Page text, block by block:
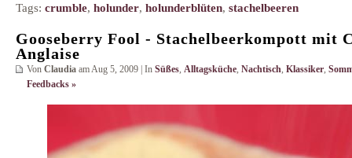
Tags: crumble, holunder, holunderblüten, stachelbeeren
Gooseberry Fool - Stachelbeerkompott mit
Anglaise
Von Claudia am Aug 5, 2009 | In Süßes, Alltagsküche, Nachtisch, Klassiker,
Feedbacks »